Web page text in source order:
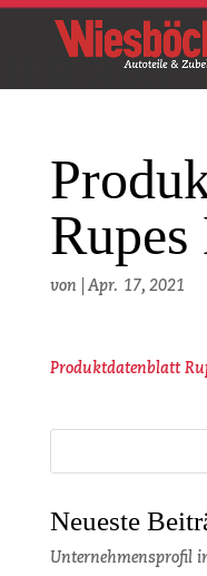
von Apr. 17, 2021
Produktdatenblatt
Neueste
Unternehmensprofil